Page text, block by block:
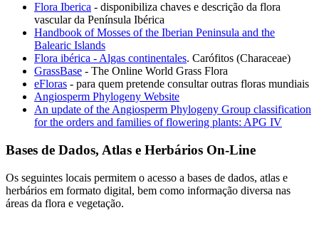
Flora Iberica - disponibiliza chaves e descrição da flora
vascular da Península Ibérica
Handbook of Mosses of the Iberian Peninsula and the
Balearic Islands
Flora ibérica - Algas continentales. Carófitos (Characeae)
GrassBase - The Online World Grass Flora
eFloras - para quem pretende consultar outras floras mundiais
Angiosperm Phylogeny Website
An update of the Angiosperm Phylogeny Group classification
for the orders and families of flowering plants: APG IV
Bases de Dados, Atlas e Herbários On-Line
Os seguintes locais permitem o acesso a bases de dados, atlas e
herbários em formato digital, bem como informação diversa nas
áreas da flora e vegetação.